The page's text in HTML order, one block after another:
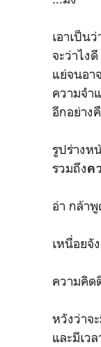
เอาเป็น
จะว่าไง
แย่จนอา
ความจำ
อีกอย่าง
รูปร่างห
รวมถึงค
อ่า กล้า
เหนื่อยจั
ความคิด
หวังว่าจ
และมีเว